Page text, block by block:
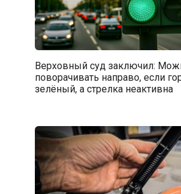
Верховный суд заключил:
поворачивать направо, если
зелёный, а стрелка неактивна